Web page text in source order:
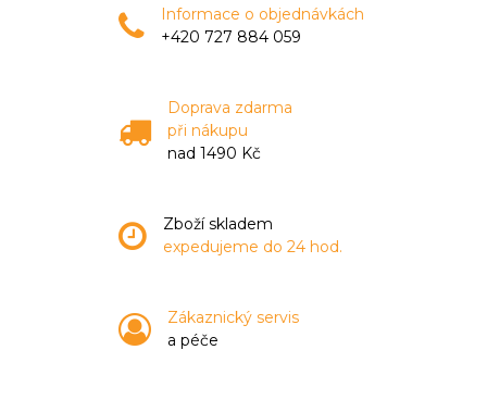
Informace o objednávkách
+420 727 884 059
Doprava zdarma
při nákupu
nad 1490 Kč
Zboží skladem
expedujeme do 24 hod.
Zákaznický servis
a péče